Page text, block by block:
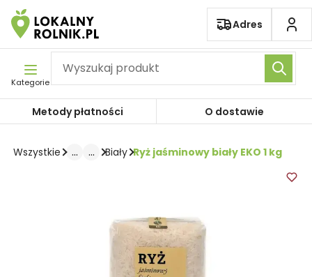
Pomiń nawigację
Adres
Kategorie
Metody płatności O dostawie
Wszystkie ... ... Biały Ryż jaśminowy biały EKO 1 kg